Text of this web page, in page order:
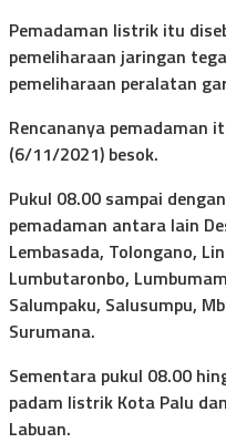
Pemadaman listrik itu
pemeliharaan jaringan
pemeliharaan peralatan
Rencananya pemadaman
(6/11/2021) besok.
Pukul 08.00 sampai
pemadaman antara lain
Lembasada, Tolongano,
Lumbutaronbo,
Salumpaku, Salusumpu,
Surumana.
Sementara pukul 08.00
padam listrik Kota Palu
Labuan.